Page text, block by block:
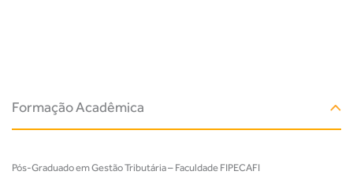
Formação Acadêmica
Pós-Graduado em Gestão Tributária – Faculdade FIPECAFI